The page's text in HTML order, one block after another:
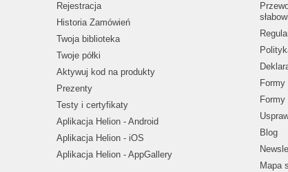
Rejestracja
Historia Zamówień
Twoja biblioteka
Twoje półki
Aktywuj kod na produkty
Prezenty
Testy i certyfikaty
Aplikacja Helion - Android
Aplikacja Helion - iOS
Aplikacja Helion - AppGallery
Formy
Blog
Mapa